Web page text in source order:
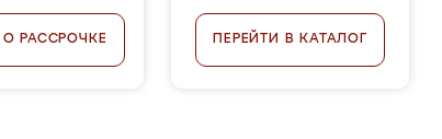
О РАССРОЧКЕ ПЕРЕЙТИ В КАТАЛОГ